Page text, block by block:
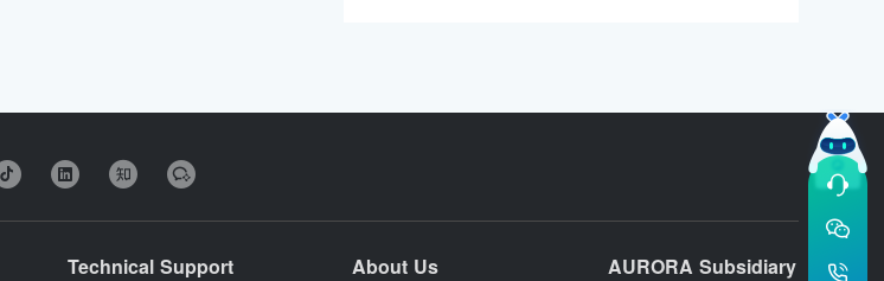
Technical Support About Us AURORA Subsidiary